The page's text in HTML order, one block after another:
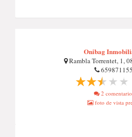
Onibag
Rambla Torrentet, 1,
659871155
2
foto de vista